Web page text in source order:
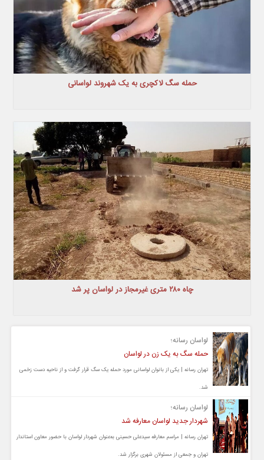
حمله سگ لاکچری به یک شهروند لواسانی
چاه ۲۸۰ متری غیرمجاز در لواسان پر شد
لواسان رسانه؛
حمله سگ به یک زن در لواسان
تهران رسانه | یکی از بانوان لواسانی مورد حمله یک سگ قرار گرفت و از ناحیه دست زخمی
شد.
لواسان رسانه؛
شهردار جدید لواسان معارفه شد
تهران رسانه | مراسم معارفه سیدعلی حسینی به‌عنوان شهردار لواسان با حضور معاون استاندار
تهران و جمعی از مسئولان شهری برگزار شد.